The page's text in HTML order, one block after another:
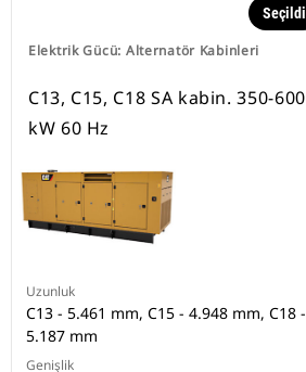
Elektrik Gücü: Alternatör Kabinleri
Seçildi
C13, C15, C18 SA kabin. 350-600
kW 60 Hz
Uzunluk
C13 - 5.461 mm, C15 - 4.948 mm, C18 -
5.187 mm
Genişlik